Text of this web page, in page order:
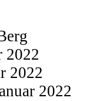
2022
2022
2022